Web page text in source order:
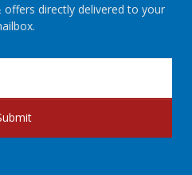
directly delivered to your